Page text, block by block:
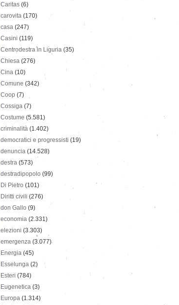
Caritas (6)
carovita (170)
casa (247)
Casini (119)
Centrodestra in Liguria (35)
Chiesa (276)
Cina (10)
Comune (342)
Coop (7)
Cossiga (7)
Costume (5.581)
criminalità (1.402)
democratici e progressisti (19)
denuncia (14.528)
destra (573)
destradipopolo (99)
Di Pietro (101)
Diritti civili (276)
don Gallo (9)
economia (2.331)
elezioni (3.303)
emergenza (3.077)
Energia (45)
Esselunga (2)
Esteri (784)
Eugenetica (3)
Europa (1.314)